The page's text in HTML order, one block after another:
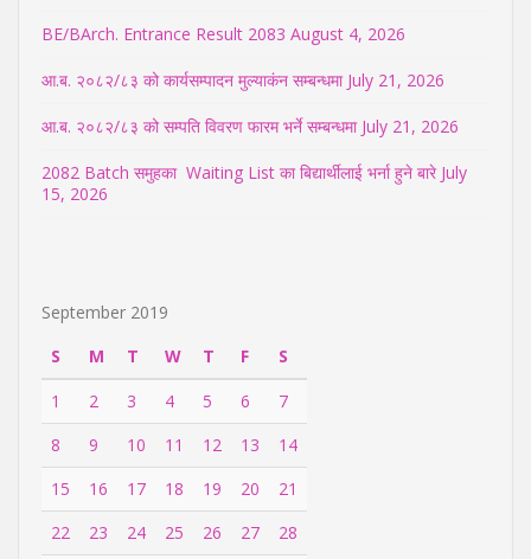
BE/BArch. Entrance Result 2083 August 4, 2026
आ.ब. २०८२/८३ को कार्यसम्पादन मुल्याकंन सम्बन्धमा July 21, 2026
आ.ब. २०८२/८३ को सम्पति विवरण फारम भर्ने सम्बन्धमा July 21, 2026
2082 Batch समुहका Waiting List का बिद्यार्थीलाई भर्ना हुने बारे July
15, 2026
September 2019
S
M T W T F
S
1
2 3 4 5 6
7
8
9 10 11 12 13
14
15
16 17 18 19 20
21
22
23 24 25 26 27
28